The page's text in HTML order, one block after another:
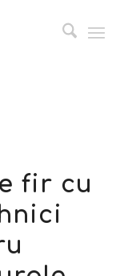
fir cu